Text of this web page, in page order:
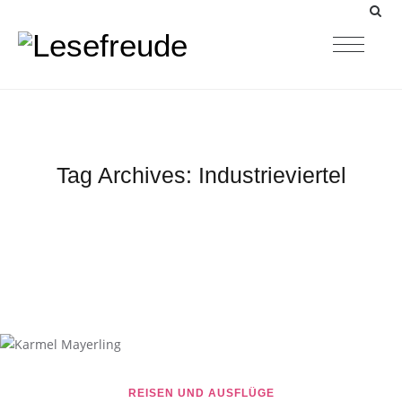
Tag Archives: Industrieviertel
REISEN UND AUSFLÜGE